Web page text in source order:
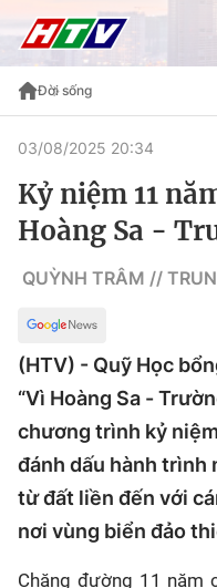
Đời sống
03/08/2025 20:34
Kỷ niệm 11
Hoàng Sa -
QUỲNH TRÂM //
(HTV) - Quỹ Học
“Vì Hoàng Sa -
chương trình kỷ
đánh dấu hành trình
từ đất liền đến với
nơi vùng biển đảo
Chặng đường 11 năm